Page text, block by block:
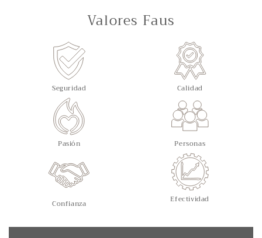
Valores Faus
Seguridad Calidad
Pasión Personas
Confianza Efectividad